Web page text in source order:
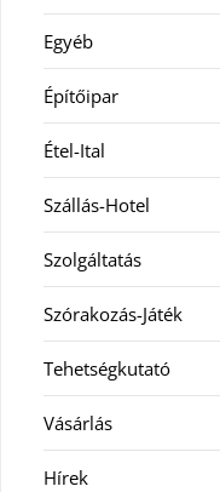
Egyéb
Építőipar
Étel-Ital
Szállás-Hotel
Szolgáltatás
Szórakozás-Játék
Tehetségkutató
Vásárlás
Hírek